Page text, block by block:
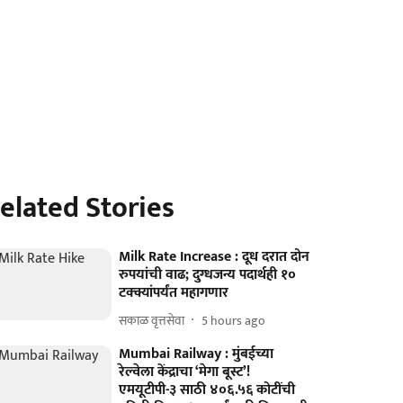
Stories
Milk Rate Increase : दूध दरात दोन
रुपयांची वाढ; दुग्धजन्य पदार्थही १०
टक्क्यांपर्यंत महागणार
सकाळ वृत्तसेवा 5 hours ago
Mumbai Railway : मुंबईच्या
रेल्वेला केंद्राचा ‘मेगा बूस्ट’!
एमयूटीपी-३ साठी ४०६.५६ कोटींची